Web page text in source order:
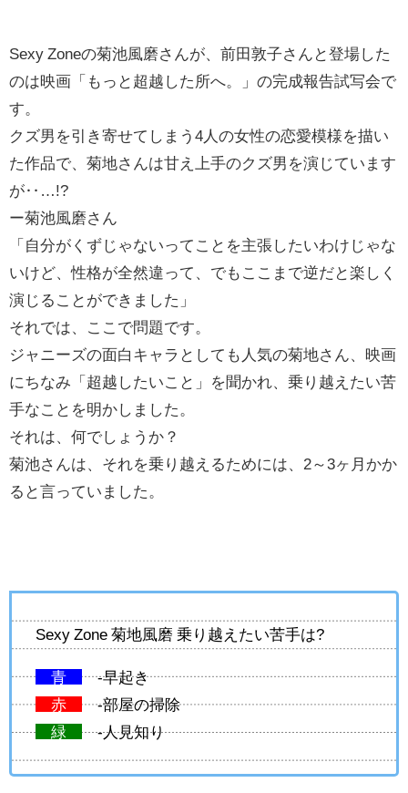
Sexy Zoneの菊池風磨さんが、前田敦子さんと登場した
のは映画「もっと超越した所へ。」の完成報告試写会で
す。
クズ男を引き寄せてしまう4人の女性の恋愛模様を描い
た作品で、菊地さんは甘え上手のクズ男を演じています
が‥…!?
ー菊池風磨さん
「自分がくずじゃないってことを主張したいわけじゃな
いけど、性格が全然違って、でもここまで逆だと楽しく
演じることができました」
それでは、ここで問題です。
ジャニーズの面白キャラとしても人気の菊地さん、映画
にちなみ「超越したいこと」を聞かれ、乗り越えたい苦
手なことを明かしました。
それは、何でしょうか？
菊池さんは、それを乗り越えるためには、2～3ヶ月かか
ると言っていました。
Sexy Zone 菊地風磨 乗り越えたい苦手は?
青
-早起き
赤
-部屋の掃除
緑
-人見知り